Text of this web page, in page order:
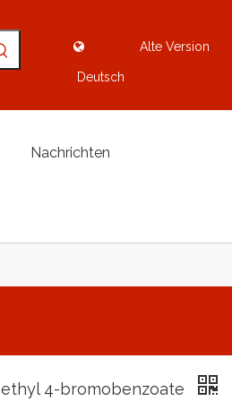
Deutsch
Alte Version
Nachrichten
ethyl 4-bromobenzoate